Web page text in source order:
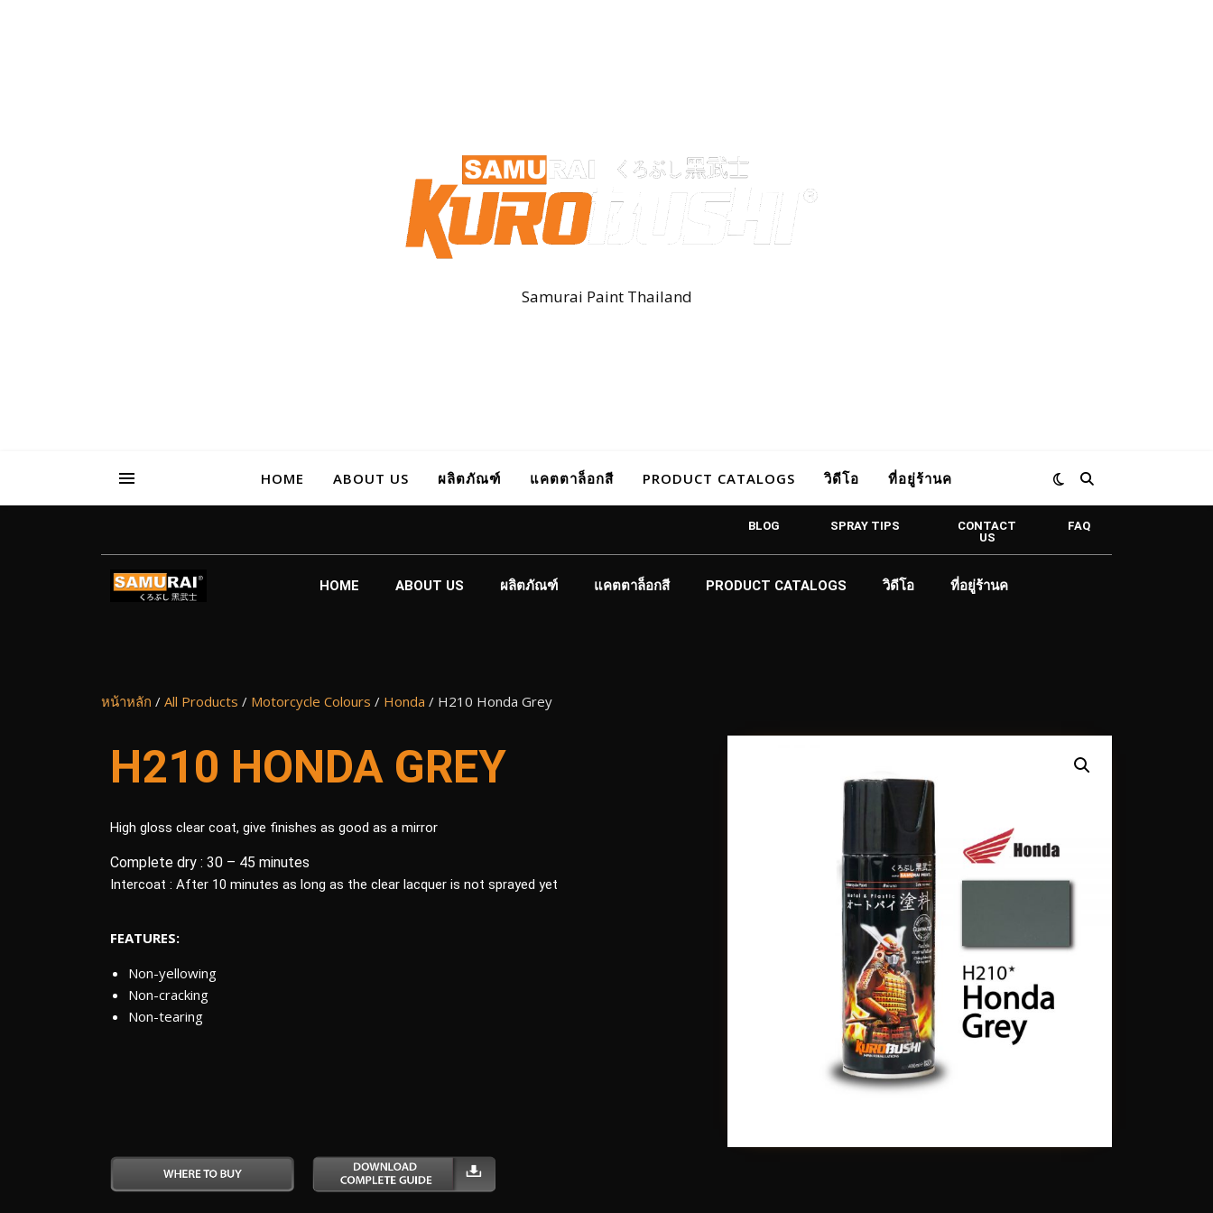
Samurai Paint Thailand
HOME ABOUT US ผลิตภัณฑ์ แคตตาล็อกสี PRODUCT CATALOGS วิดีโอ ที่อยู่ร้านค
BLOG SPRAY TIPS
CONTACT
US
FAQ
HOME ABOUT US ผลิตภัณฑ์ แคตตาล็อกสี PRODUCT CATALOGS วิดีโอ ที่อยู่ร้านค
หน้าหลัก / All Products / Motorcycle Colours / Honda / H210 Honda Grey
H210 HONDA GREY
High gloss clear coat, give finishes as good as a mirror
Complete dry : 30 – 45 minutes
Intercoat : After 10 minutes as long as the clear lacquer is not sprayed yet
FEATURES:
Non-yellowing
Non-cracking
Non-tearing